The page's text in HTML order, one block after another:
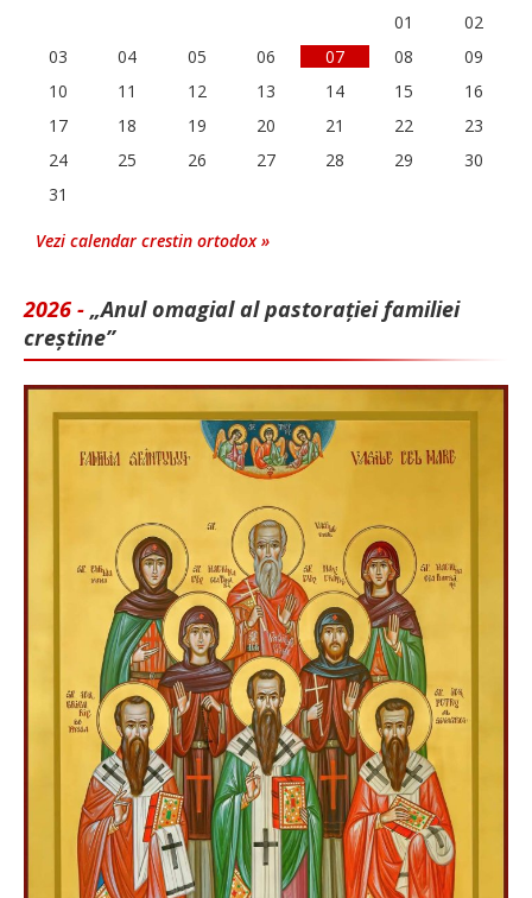
01
02
03
04 05 06 07 08
09
10
11 12 13 14 15
16
17
18 19 20 21 22
23
24
25 26 27 28 29
30
31
Vezi calendar crestin ortodox »
2026 - „Anul omagial al pastorației familiei
creștine”